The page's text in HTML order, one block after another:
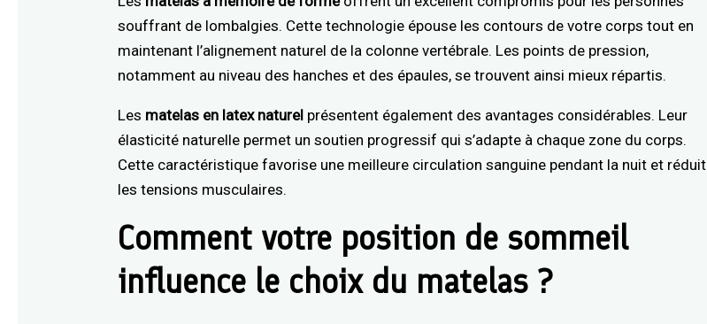
souffrant de lombalgies. Cette technologie épouse les contours de votre corps tout en
maintenant l’alignement naturel de la colonne vertébrale. Les points de pression,
notamment au niveau des hanches et des épaules, se trouvent ainsi mieux répartis.
Les matelas en latex naturel présentent également des avantages considérables. Leur
élasticité naturelle permet un soutien progressif qui s’adapte à chaque zone du corps.
Cette caractéristique favorise une meilleure circulation sanguine pendant la nuit et réduit
les tensions musculaires.
Comment votre position de sommeil
influence le choix du matelas ?